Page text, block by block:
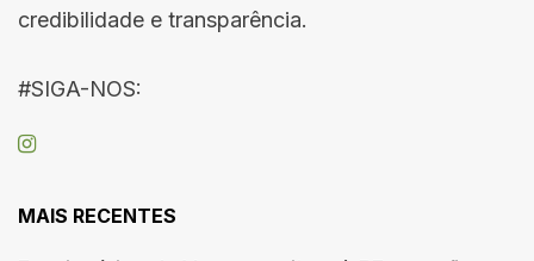
credibilidade e transparência.
#SIGA-NOS:
MAIS RECENTES